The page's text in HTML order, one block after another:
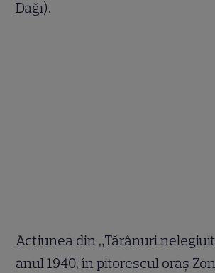
Dağı).
Acţiunea din „Tărânuri
anul 1940, în pitorescul oraș